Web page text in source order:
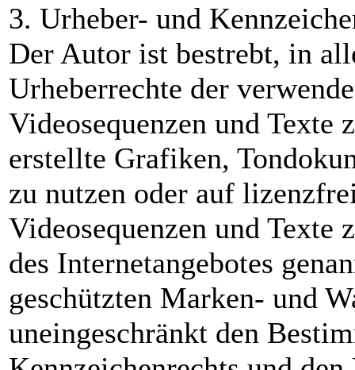
3. Urheber- und
Der Autor ist bestrebt, in
Urheberrechte der
Videosequenzen und Texte
erstellte Grafiken,
zu nutzen oder auf
Videosequenzen und
des Internetangebotes
geschützten Marken- und
uneingeschränkt den